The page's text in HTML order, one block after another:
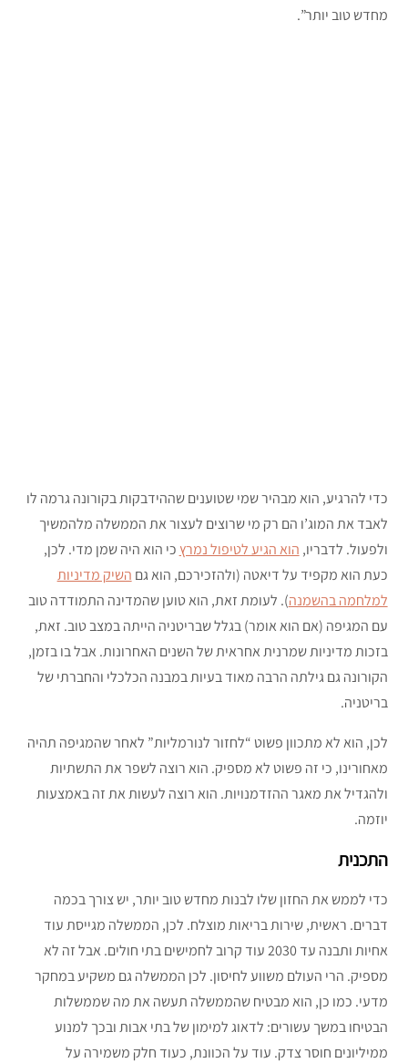
מחדש טוב יותר”.
כדי להרגיע, הוא מבהיר שמי שטוענים שההידבקות בקורונה גרמה לו
לאבד את המוג’ו הם רק מי שרוצים לעצור את הממשלה מלהמשיך
ולפעול. לדבריו, הוא הגיע לטיפול נמרץ כי הוא היה שמן מדי. לכן,
כעת הוא מקפיד על דיאטה (ולהזכירכם, הוא גם השיק מדיניות
למלחמה בהשמנה). לעומת זאת, הוא טוען שהמדינה התמודדה טוב
עם המגיפה (אם הוא אומר) בגלל שבריטניה הייתה במצב טוב. זאת,
בזכות מדיניות שמרנית אחראית של השנים האחרונות. אבל בו בזמן,
הקורונה גם גילתה הרבה מאוד בעיות במבנה הכלכלי והחברתי של
בריטניה.
לכן, הוא לא מתכוון פשוט “לחזור לנורמליות” לאחר שהמגיפה תהיה
מאחורינו, כי זה פשוט לא מספיק. הוא רוצה לשפר את התשתיות
ולהגדיל את מאגר ההזדמנויות. הוא רוצה לעשות את זה באמצעות
יוזמה.
התכנית
כדי לממש את החזון שלו לבנות מחדש טוב יותר, יש צורך בכמה
דברים. ראשית, שירות בריאות מוצלח. לכן, הממשלה מגייסת עוד
אחיות ותבנה עד 2030 עוד קרוב לחמישים בתי חולים. אבל זה לא
מספיק. הרי העולם משווע לחיסון. לכן הממשלה גם משקיע במחקר
מדעי. כמו כן, הוא מבטיח שהממשלה תעשה את מה שממשלות
הבטיחו במשך עשורים: לדאוג למימון של בתי אבות ובכך למנוע
ממיליונים חוסר צדק. עוד על הכוונת, כעוד חלק משמירה על